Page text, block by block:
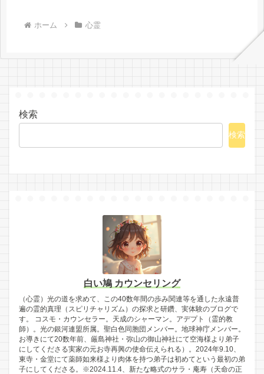
ホーム 心霊
検索
検索
白い鳩 カウンセリング
（心霊）光の道を求めて、この40数年間の歩み関連等を通した永遠普
遍の霊的真理（スピリチャリズム）の探求と研鑽、実体験のブログで
す。 コスモ・カウンセラー。天成のシャーマン。アデプト（霊的教
師）。光の銀河連盟所属。聖白色同胞団メンバー。地球神庁メンバー。
お導きにて20数年前、厳島神社・弥山の御山神社にて空海様より弟子
にしてくださる実家の元お寺再興の使命伝えられる）。2024年9.10、
東寺・金堂にて薬師如来様より肉体を持つ弟子は初めてという最初の弟
子にしてくださる。※2024.11.4、新たな略式のサラ・庵寿（天命の正